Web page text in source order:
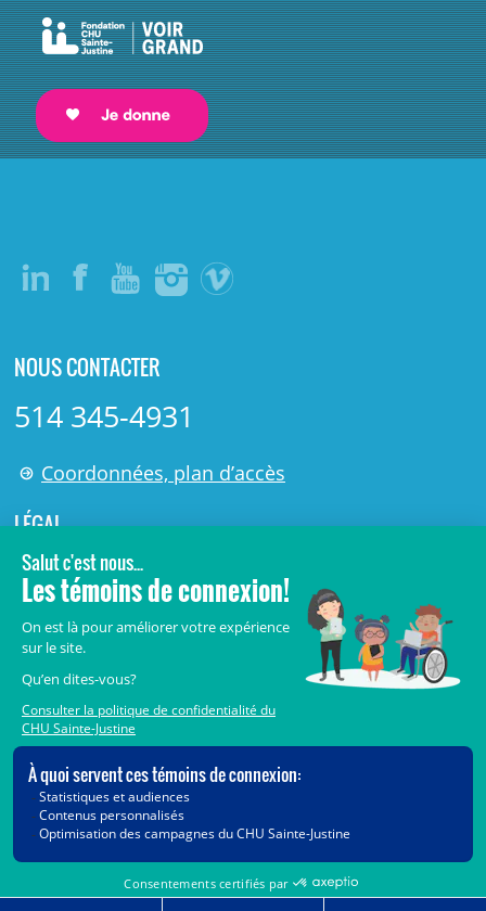
NOUS CONTACTER
514 345-4931
Coordonnées, plan d’accès
LÉGAL
© 2006-2026Centre de recherche Azrieli du CHU Sainte-
Justine.
Avis légaux